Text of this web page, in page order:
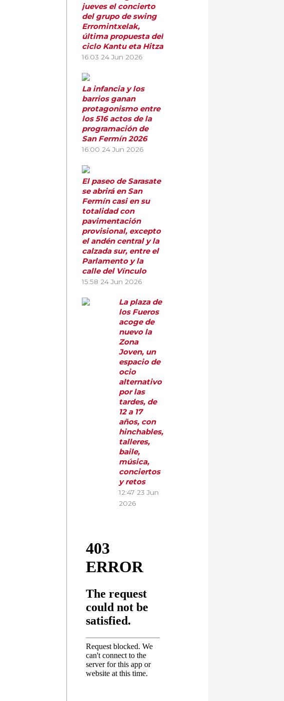
jueves el concierto
del grupo de swing
Erromintxelak,
última propuesta del
ciclo Kantu eta Hitza
16:03 24 Jun 2026
La infancia y los
barrios ganan
protagonismo entre
los 516 actos de la
programación de
San Fermín 2026
16:00 24 Jun 2026
El paseo de Sarasate
se abrirá en San
Fermín casi en su
totalidad con
pavimentación
provisional, excepto
el andén central y la
calzada sur, entre el
Parlamento y la
calle del Vínculo
15:58 24 Jun 2026
La plaza de
los Fueros
acoge de
nuevo la
Zona
Joven, un
espacio de
ocio
alternativo
por las
tardes, de
12 a 17
años, con
hinchables,
talleres,
baile,
música,
conciertos
y retos
12:47 23 Jun
2026